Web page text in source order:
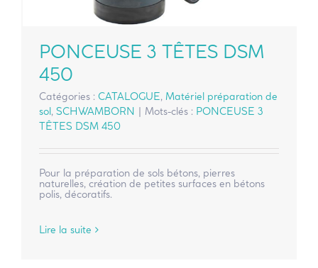
PONCEUSE 3 TÊTES DSM
450
Catégories : CATALOGUE, Matériel préparation de
sol , SCHWAMBORN Mots-clés : PONCEUSE 3
TÊTES DSM 450
Pour la préparation de sols bétons, pierres
naturelles, création de petites surfaces en bétons
polis, décoratifs.
Lire la suite